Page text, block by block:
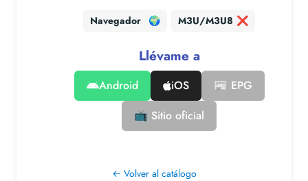
Navegador 🌍 M3U/M3U8 ❌
Llévame a
Android iOS
📰 EPG
📺 Sitio oficial
← Volver al catálogo